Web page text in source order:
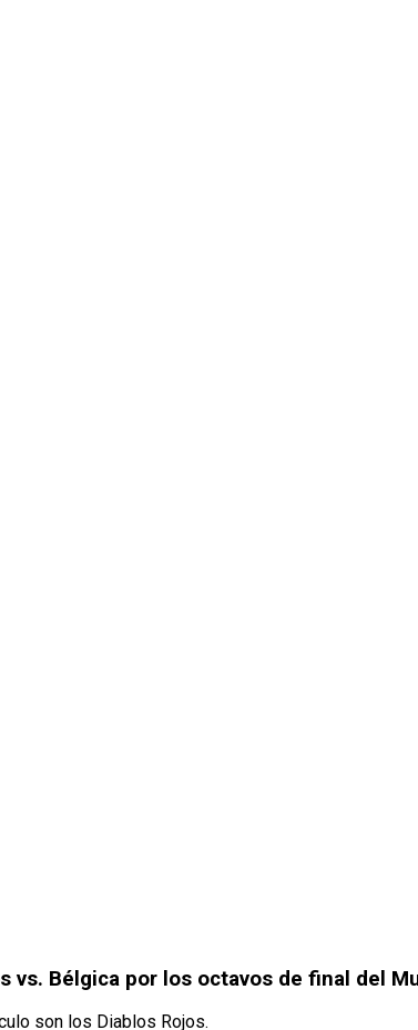
vs. Bélgica por los octavos de final del
son los Diablos Rojos.